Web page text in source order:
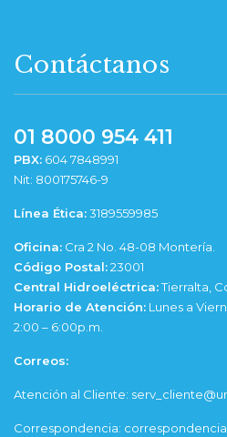
Contáctanos
01 8000 954 411
PBX: 604 7848991
Nit: 800175746-9
Línea Ética:3189559985
Oficina: Cra 2 No. 48-08 Montería.
Código Postal:23001
Central Hidroeléctrica:Tierralta,
Horario de Atención: Lunes a
2:00 – 6:00p.m.
Correos:
Atención al Cliente:
Correspondencia: